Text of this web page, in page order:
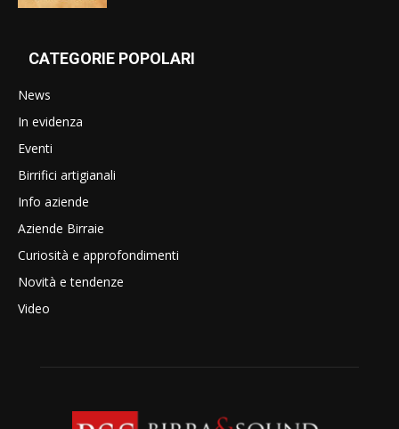
CATEGORIE POPOLARI
News
In evidenza
Eventi
Birrifici artigianali
Info aziende
Aziende Birraie
Curiosità e approfondimenti
Novità e tendenze
Video